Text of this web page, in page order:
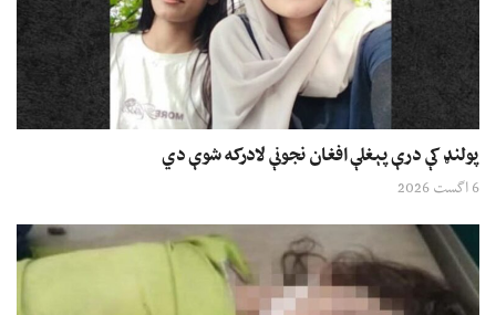
پولنډ کې درې پېغلې افغان نجونې لادرکه شوې دي
6 اگست 2026